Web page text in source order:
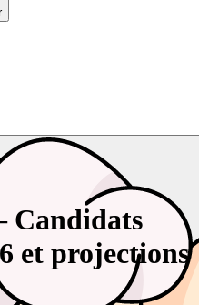
Candidats
et projections